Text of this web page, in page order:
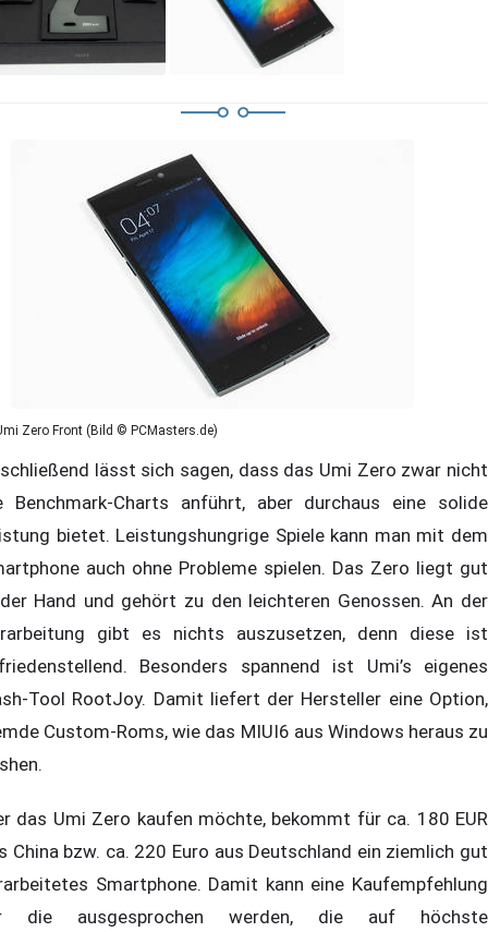
Zero Front (Bild © PCMasters.de)
lässt sich sagen, dass das Umi Zero zwar nicht
Benchmark-Charts anführt, aber durchaus eine solide
bietet. Leistungshungrige Spiele kann man mit dem
auch ohne Probleme spielen. Das Zero liegt gut
Hand und gehört zu den leichteren Genossen. An der
gibt es nichts auszusetzen, denn diese ist
Besonders spannend ist Umi’s eigenes
Tool RootJoy. Damit liefert der Hersteller eine Option,
Custom-Roms, wie das MIUI6 aus Windows heraus zu
das Umi Zero kaufen möchte, bekommt für ca. 180 EUR
China bzw. ca. 220 Euro aus Deutschland ein ziemlich gut
Smartphone. Damit kann eine Kaufempfehlung
die ausgesprochen werden, die auf höchste